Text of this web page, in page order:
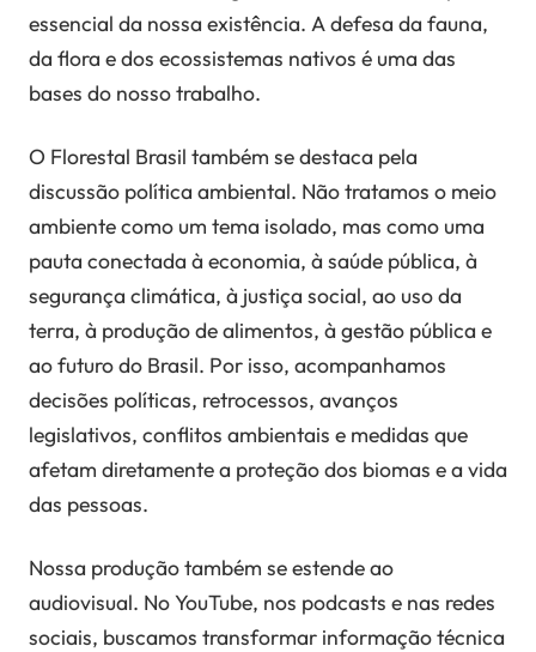
essencial da nossa existência. A defesa da fauna,
da flora e dos ecossistemas nativos é uma das
bases do nosso trabalho.
O Florestal Brasil também se destaca pela
discussão política ambiental. Não tratamos o meio
ambiente como um tema isolado, mas como uma
pauta conectada à economia, à saúde pública, à
segurança climática, à justiça social, ao uso da
terra, à produção de alimentos, à gestão pública e
ao futuro do Brasil. Por isso, acompanhamos
decisões políticas, retrocessos, avanços
legislativos, conflitos ambientais e medidas que
afetam diretamente a proteção dos biomas e a vida
das pessoas.
Nossa produção também se estende ao
audiovisual. No YouTube, nos podcasts e nas redes
sociais, buscamos transformar informação técnica